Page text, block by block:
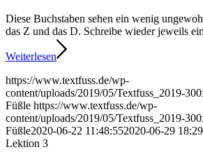
Diese Buchstaben sehen ein wenig
das Z und das D. Schreibe wieder jeweils
Weiterlesen
https://www.textfuss.de/wp-
content/uploads/2019/05/Textfuss_2019-
Füßle https://www.textfuss.de/wp-
content/uploads/2019/05/Textfuss_2019-
Füßle2020-06-22 11:48:552020-06-29
Lektion 3